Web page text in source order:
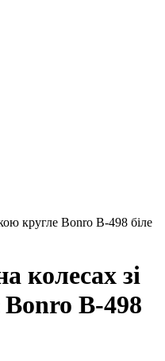
кругле Bonro B-498 біле
колесах зі
B-498